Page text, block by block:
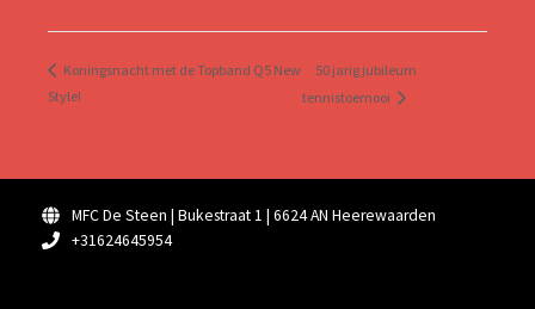
Koningsnacht met de Topband Q5 New
Style!
50 jarig jubileum
tennistoernooi
MFC De Steen | Bukestraat 1 | 6624 AN Heerewaarden
+31624645954